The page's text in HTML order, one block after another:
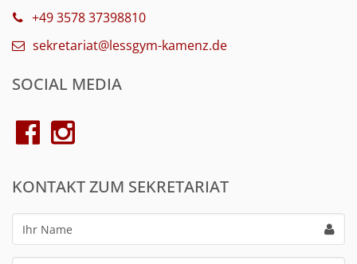
+49 3578 37398810
sekretariat@lessgym-kamenz.de
SOCIAL MEDIA
KONTAKT ZUM SEKRETARIAT
Ihr
Name